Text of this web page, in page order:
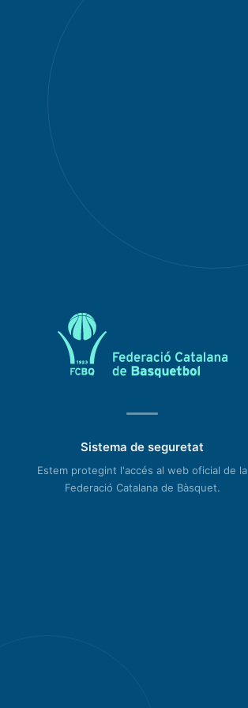
Sistema de seguretat
Estem protegint l'accés al web oficial de la
Federació Catalana de Bàsquet.